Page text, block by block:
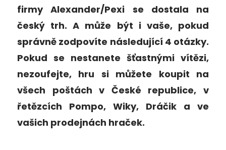
firmy Alexander/Pexi se dostala na
český trh. A může být i vaše, pokud
správně zodpovíte následující 4 otázky.
Pokud se nestanete šťastnými vítězi,
nezoufejte, hru si můžete koupit na
všech poštách v České republice, v
řetězcích Pompo, Wiky, Dráčik a ve
vašich prodejnách hraček.